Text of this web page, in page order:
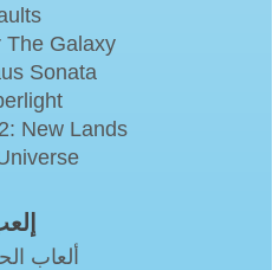
The Galaxy
Sonata
New Lands
ألعاب